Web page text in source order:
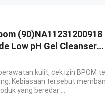
(90)NA11231200918
Low pH Gel Cleanser
kulit, cek izin BPOM
Kebiasaan tersebut
yang beredar ...